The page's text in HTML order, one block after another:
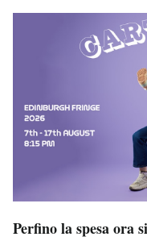
Perfino la spesa ora